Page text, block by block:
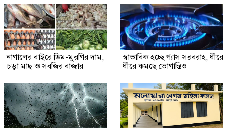
নাগালের বাইরে ডিম-মুরগির দাম,
চড়া মাছ ও সবজির বাজার
স্বাভাবিক হচ্ছে গ্যাস সরবরাহ, ধীরে
ধীরে কমছে ভোগান্তিও